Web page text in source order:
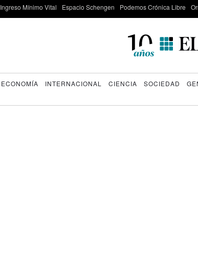
Ingreso Mínimo Vital Espacio Schengen Podemos Crónica Libre
ECONOMÍA INTERNACIONAL CIENCIA SOCIEDAD